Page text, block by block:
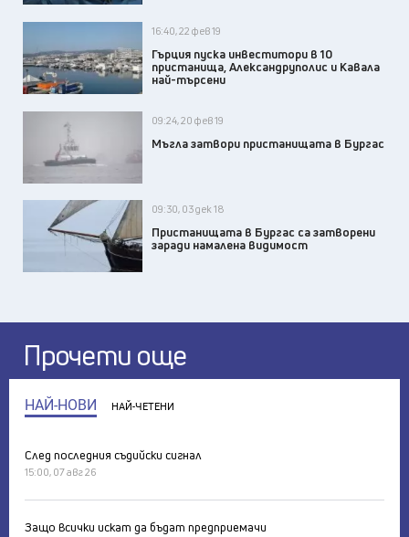
16:40, 22 фев 19
Гърция пуска инвеститори в 10
пристанища, Александруполис и Кавала
най-търсени
09:24, 20 фев 19
Мъгла затвори пристанищата в Бургас
09:30, 03 дек 18
Пристанищата в Бургас са затворени
заради намалена видимост
Прочети още
НАЙ-НОВИ НАЙ-ЧЕТЕНИ
След последния съдийски сигнал
15:00, 07 авг 26
Защо всички искат да бъдат предприемачи